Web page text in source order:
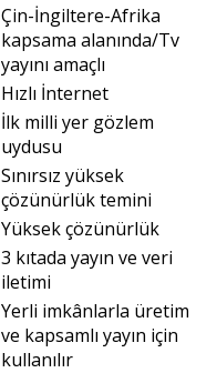
Çin-İngiltere-Afrika
kapsama alanında/Tv
yayını amaçlı
Hızlı İnternet
İlk milli yer gözlem
uydusu
Sınırsız yüksek
çözünürlük temini
Yüksek çözünürlük
3 kıtada yayın ve veri
iletimi
Yerli imkânlarla üretim
ve kapsamlı yayın için
kullanılır